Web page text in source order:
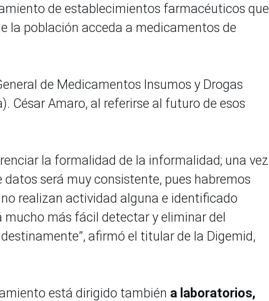
de establecimientos farmacéuticos que
la población acceda a medicamentos de
de Medicamentos Insumos y Drogas
César Amaro, al referirse al futuro de esos
la formalidad de la informalidad; una vez
será muy consistente, pues habremos
realizan actividad alguna e identificado
mucho más fácil detectar y eliminar del
afirmó el titular de la Digemid,
está dirigido también a laboratorios,